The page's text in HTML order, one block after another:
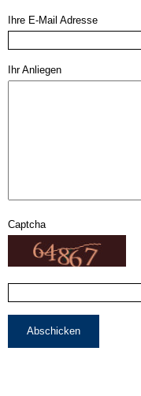
Ihre E-Mail Adresse
Ihr Anliegen
Captcha
Abschicken